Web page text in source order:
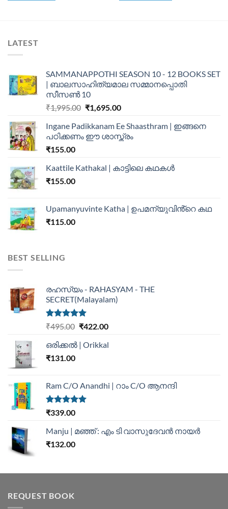
LATEST
SAMMANAPPOTHI SEASON 10 - 12 BOOKS SET
| ബാലസാഹിത്യമാല സമ്മാനപ്പൊതി
സീസൺ 10
₹1,995.00 ₹1,695.00
Ingane Padikkanam Ee Shaasthram | ഇങ്ങനെ
പഠിക്കണം ഈ ശാസ്ത്രം
₹155.00
Kaattile Kathakal | കാട്ടിലെ കഥകള്‍
₹155.00
Upamanyuvinte Katha | ഉപമന്യുവിൻ്റെ കഥ
₹115.00
BEST SELLING
രഹസ്യം - RAHASYAM - THE
SECRET(Malayalam)
Rated5.00
₹495.00 ₹422.00
ഒരിക്കൽ | Orikkal
₹131.00
Ram C/O Anandhi | റാം C/O ആനന്ദി
Rated5.00
₹339.00
Manju | മഞ്ഞ് : എം ടി വാസുദേവന്‍ നായര്‍
₹132.00
REQUEST BOOK